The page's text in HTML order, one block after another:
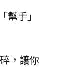
手」
，讓你